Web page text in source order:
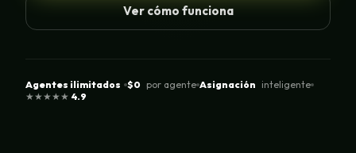
Ver cómo funciona
Agentes ilimitados $0 por agente Asignación inteligente
★★★★★ 4.9